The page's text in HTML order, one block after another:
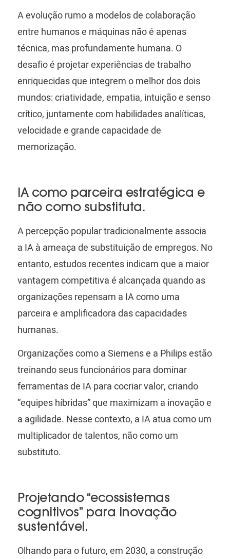
A evolução rumo a modelos de colaboração
entre humanos e máquinas não é apenas
técnica, mas profundamente humana. O
desafio é projetar experiências de trabalho
enriquecidas que integrem o melhor dos dois
mundos: criatividade, empatia, intuição e senso
crítico, juntamente com habilidades analíticas,
velocidade e grande capacidade de
memorização.
IA como parceira estratégica e
não como substituta.
A percepção popular tradicionalmente associa
a IA à ameaça de substituição de empregos. No
entanto, estudos recentes indicam que a maior
vantagem competitiva é alcançada quando as
organizações repensam a IA como uma
parceira e amplificadora das capacidades
humanas.
Organizações como a Siemens e a Philips estão
treinando seus funcionários para dominar
ferramentas de IA para cocriar valor, criando
“equipes híbridas” que maximizam a inovação e
a agilidade. Nesse contexto, a IA atua como um
multiplicador de talentos, não como um
substituto.
Projetando “ecossistemas
cognitivos” para inovação
sustentável.
Olhando para o futuro, em 2030, a construção